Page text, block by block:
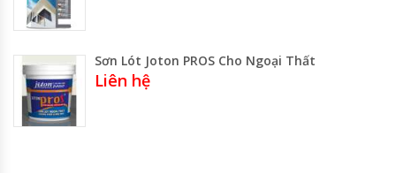
Sơn Lót Joton PROS Cho Ngoại Thất
Liên hệ